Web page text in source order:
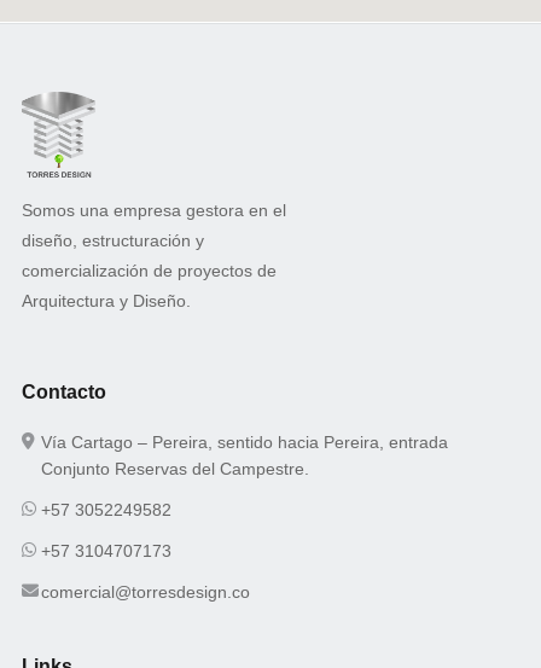
Somos una empresa gestora en el
diseño, estructuración y
comercialización de proyectos de
Arquitectura y Diseño.
Contacto
Vía Cartago – Pereira, sentido hacia Pereira, entrada
Conjunto Reservas del Campestre.
+57 3052249582
+57 3104707173
comercial@torresdesign.co